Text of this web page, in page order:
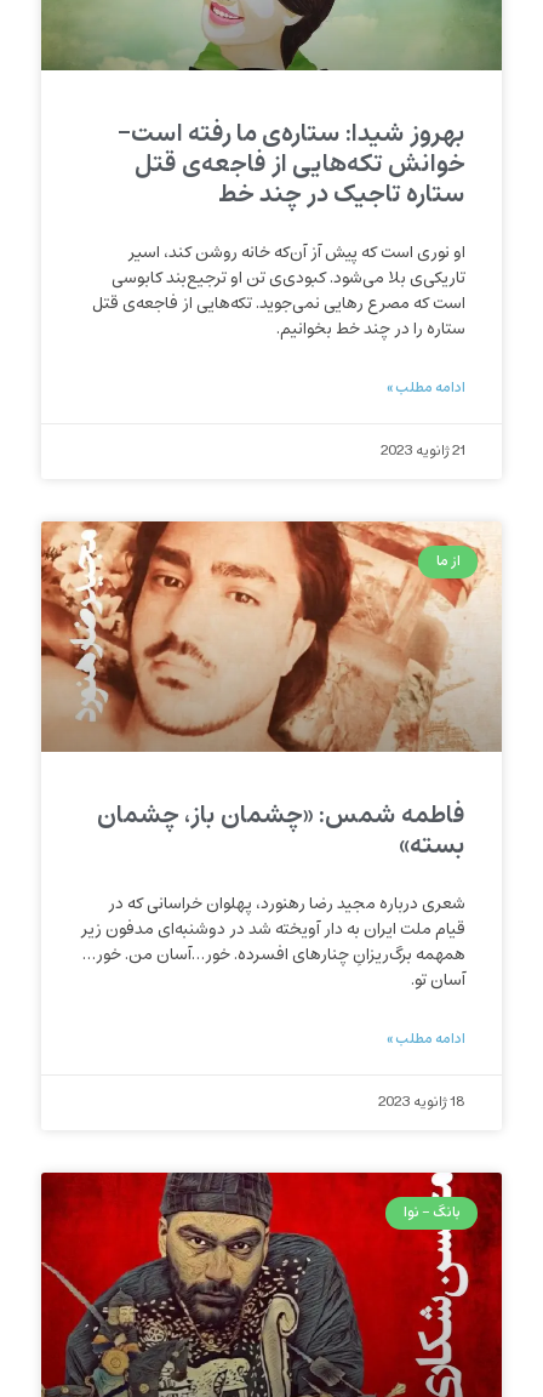
بهروز شیدا: ستاره‌ی ما رفته است-
خوانش تکه‌هایی از فاجعه‌ی قتل
ستاره تاجیک در چند خط
او نوری است که پیش آز آن‌که خانه روشن کند، اسیر
تاریکی‌ی بلا می‌شود. کبودی‌ی تن او ترجیع‌بند کابوسی
است که مصرع رهایی نمی‌جوید. تکه‌هایی از فاجعه‌ی قتل
ستاره را در چند خط بخوانیم.
ادامه مطلب »
21 ژانویه 2023
از ما
فاطمه شمس: «چشمان باز، چشمان
بسته»
شعری درباره مجید رضا رهنورد، پهلوان خراسانی که در
قیام ملت ایران به دار آویخته شد در دوشنبه‌ای مدفون زیر
همهمه برگ‌ریزانِ‌‌ چنارهای افسرده. خور…آسان من. خور…
آسان تو.
ادامه مطلب »
18 ژانویه 2023
بانگ - نوا